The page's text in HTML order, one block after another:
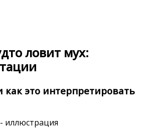
ловит мух:
это интерпретировать